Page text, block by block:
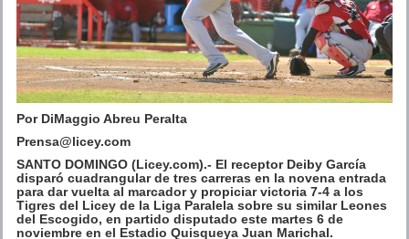
Por DiMaggio Abreu Peralta
Prensa@licey.com
SANTO DOMINGO (Licey.com).- El receptor Deiby García
disparó cuadrangular de tres carreras en la novena entrada
para dar vuelta al marcador y propiciar victoria 7-4 a los
Tigres del Licey de la Liga Paralela sobre su similar Leones
del Escogido, en partido disputado este martes 6 de
noviembre en el Estadio Quisqueya Juan Marichal.